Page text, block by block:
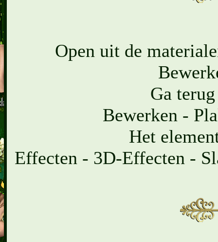
Open uit de
Ga
Bewerken -
Het
Effecten - 3D-Effecten -